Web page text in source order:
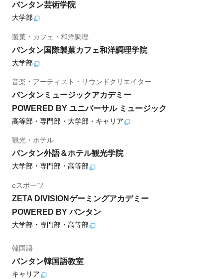
バンタン芸術学院
大学部
製菓・カフェ・和洋調理
バンタン国際製菓カフェ和洋調理学院
大学部
音楽・アーティスト・サウンドクリエイター
バンタンミュージックアカデミー
POWERED BY ユニバーサル ミュージック
高等部・専門部・大学部・キャリア
観光・ホテル
バンタン外語＆ホテル観光学院
大学部・専門部・高等部
eスポーツ
ZETA DIVISIONゲーミングアカデミー
POWERED BY バンタン
大学部・専門部・高等部
韓国語
バンタン韓国語教室
キャリア